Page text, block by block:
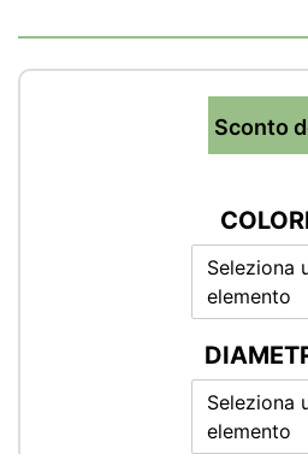
Sconto
Seleziona
elemento
Seleziona
elemento